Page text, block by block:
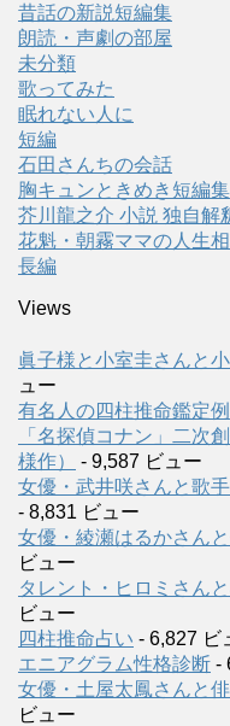
昔話の新説短編集
朗読・声劇の部屋
未分類
歌ってみた
眠れない人に
短編
石田さんちの会話
胸キュンときめき短編集
芥川龍之介 小説 独自解
花魁・朝霧ママの人生
長編
Views
眞子様と小室圭さんと
ュー
有名人の四柱推命鑑定例
「名探偵コナン」二次
様作）
- 9,587 ビュー
女優・武井咲さんと歌
- 8,831 ビュー
女優・綾瀬はるかさん
ビュー
タレント・ヒロミさん
ビュー
四柱推命占い - 6,827 ビ
エニアグラム性格診断 -
女優・土屋太鳳さんと
ビュー